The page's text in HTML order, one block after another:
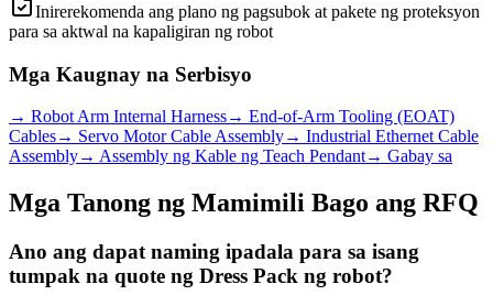
Inirerekomenda ang plano ng pagsubok at pakete ng proteksyon
para sa aktwal na kapaligiran ng robot
Mga Kaugnay na Serbisyo
→ Robot Arm Internal Harness→ End-of-Arm Tooling (EOAT)
Cables→ Servo Motor Cable Assembly→ Industrial Ethernet Cable
Assembly→ Assembly ng Kable ng Teach Pendant→ Gabay sa
Mga Tanong ng Mamimili Bago ang RFQ
Ano ang dapat naming ipadala para sa isang
tumpak na quote ng Dress Pack ng robot?